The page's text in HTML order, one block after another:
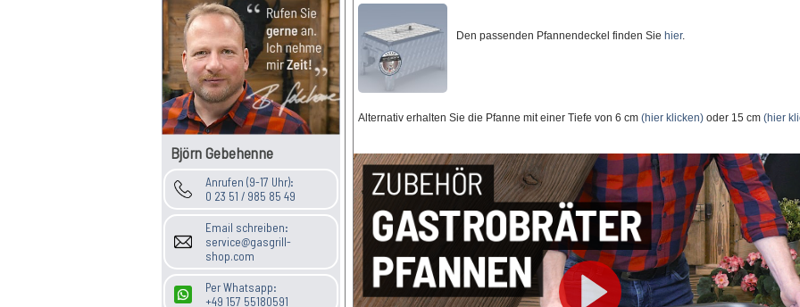
Björn Gebehenne
Anrufen (9-17 Uhr):
0 23 51 / 985 85 49
Email schreiben:
service@gasgrill-
shop.com
Per Whatsapp:
+49 157 55180591
Den passenden Pfannendeckel finden Sie hier.
Alternativ erhalten Sie die Pfanne mit einer Tiefe von 6 cm (hier klicken)oder 15 cm (hier